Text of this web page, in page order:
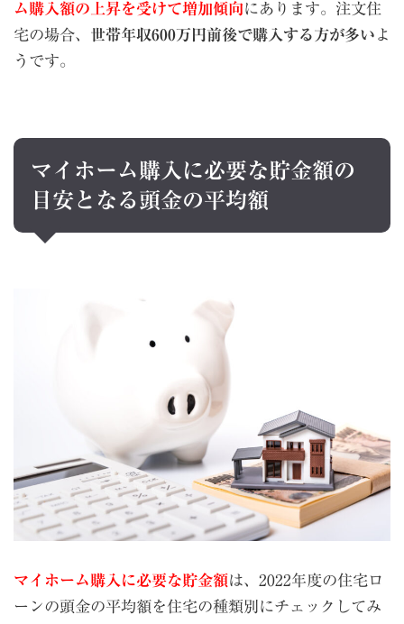
ム購入額の上昇を受けて増加傾向にあります。注文住
宅の場合、 世帯年収600万円前後で購入する方が多い よ
うです。
マイホーム購入に必要な貯金額の
目安となる頭金の平均額
マイホーム購入に必要な貯金額は、2022年度の住宅ロ
ーンの頭金の平均額を住宅の種類別にチェックしてみ